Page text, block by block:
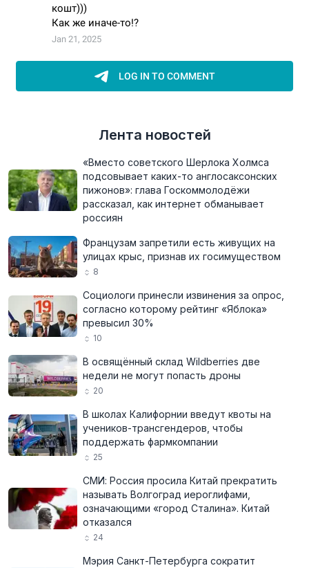
Лента новостей
«Вместо советского Шерлока Холмса
подсовывает каких-то англосаксонских
пижонов»: глава Госкоммолодёжи
рассказал, как интернет обманывает
россиян
Французам запретили есть живущих на
улицах крыс, признав их госимуществом
8
Социологи принесли извинения за опрос,
согласно которому рейтинг «Яблока»
превысил 30%
10
В освящённый склад Wildberries две
недели не могут попасть дроны
20
В школах Калифорнии введут квоты на
учеников-трансгендеров, чтобы
поддержать фармкомпании
25
СМИ: Россия просила Китай прекратить
называть Волгоград иероглифами,
означающими «город Сталина». Китай
отказался
24
Мэрия Санкт-Петербурга сократит